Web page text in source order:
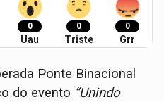
0
Uau
0
Triste
0
Grr
Ponte Binacional
do evento “Unindo